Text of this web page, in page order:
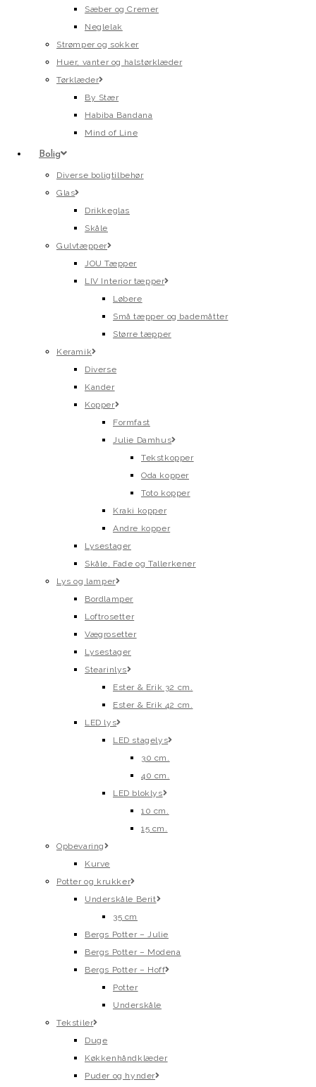
Sæber og Cremer
Neglelak
Strømper og sokker
Huer, vanter og halstørklæder
Tørklæder
By Stær
Habiba Bandana
Mind of Line
Bolig
Diverse boligtilbehør
Glas
Drikkeglas
Skåle
Gulvtæpper
JOU Tæpper
LIV Interior tæpper
Løbere
Små tæpper og bademåtter
Større tæpper
Keramik
Diverse
Kander
Kopper
Formfast
Julie Damhus
Tekstkopper
Oda kopper
Toto kopper
Kraki kopper
Andre kopper
Lysestager
Skåle, Fade og Tallerkener
Lys og lamper
Bordlamper
Loftrosetter
Vægrosetter
Lysestager
Stearinlys
Ester & Erik 32 cm.
Ester & Erik 42 cm.
LED lys
LED stagelys
30 cm.
40 cm.
LED bloklys
10 cm.
15 cm.
Opbevaring
Kurve
Potter og krukker
Underskåle Berit
35 cm
Bergs Potter – Julie
Bergs Potter – Modena
Bergs Potter – Hoff
Potter
Underskåle
Tekstiler
Duge
Køkkenhåndklæder
Puder og hynder